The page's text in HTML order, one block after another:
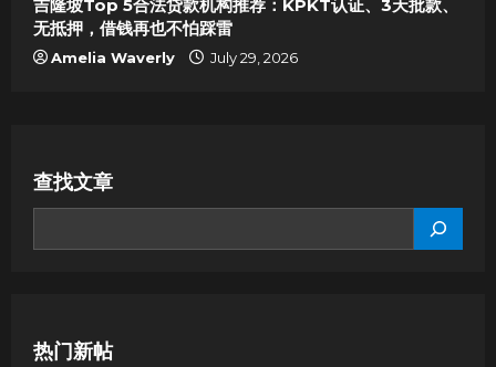
吉隆坡Top 5合法贷款机构推荐：KPKT认证、3天批款、
无抵押，借钱再也不怕踩雷
Amelia Waverly July 29, 2026
查找文章
热门新帖